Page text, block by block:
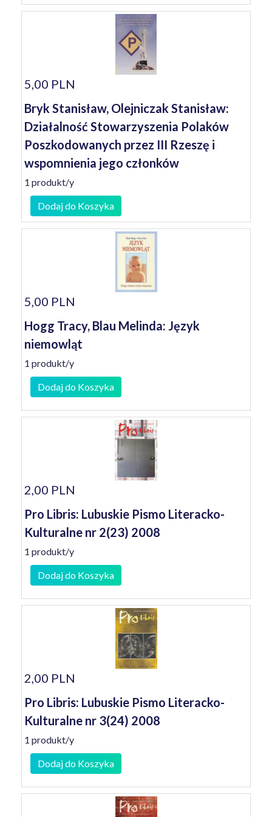
5,00 PLN
Bryk Stanisław, Olejniczak Stanisław:
Działalność Stowarzyszenia Polaków
Poszkodowanych przez III Rzeszę i
wspomnienia jego członków
1 produkt/y
Dodaj do Koszyka
5,00 PLN
Hogg Tracy, Blau Melinda: Język
niemowląt
1 produkt/y
Dodaj do Koszyka
2,00 PLN
Pro Libris: Lubuskie Pismo Literacko-
Kulturalne nr 2(23) 2008
1 produkt/y
Dodaj do Koszyka
2,00 PLN
Pro Libris: Lubuskie Pismo Literacko-
Kulturalne nr 3(24) 2008
1 produkt/y
Dodaj do Koszyka